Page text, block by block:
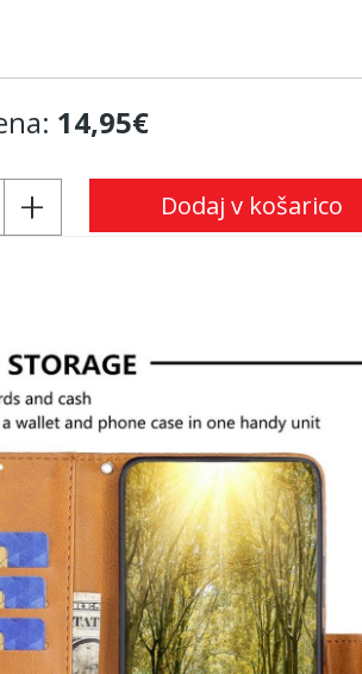
14,95€
+ Dodaj v košarico